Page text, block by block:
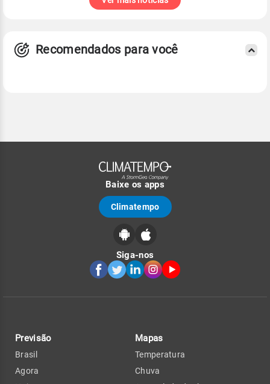
Recomendados para você
Baixe os apps
Climatempo
Siga-nos
Previsão
Brasil
Agora
Mapas
Temperatura
Chuva